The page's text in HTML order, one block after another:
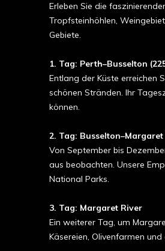
Erleben Sie die
Tropfsteinhöhlen,
Gebiete.
1. Tag: Perth–Busselton
Entlang der Küste erreichen
schönen Stränden. Ihr
können.
2. Tag: Busselton–Margaret
Von September bis
aus beobachten. Unsere
National Parks.
3. Tag: Margaret River
Ein weiterer Tag, um
Käsereien, Olivenfarmen